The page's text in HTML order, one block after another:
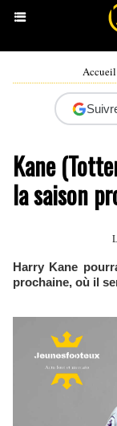
Accueil
Kane
la saison
Harry Kane
prochaine, où il